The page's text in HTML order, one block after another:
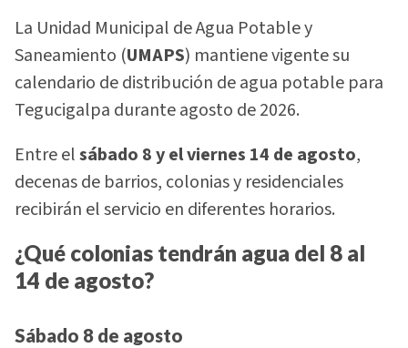
La Unidad Municipal de Agua Potable y
Saneamiento (UMAPS) mantiene vigente su
calendario de distribución de agua potable para
Tegucigalpa durante agosto de 2026.
Entre elsábado 8 y el viernes 14 de agosto,
decenas de barrios, colonias y residenciales
recibirán el servicio en diferentes horarios.
¿Qué colonias tendrán agua del 8 al
14 de agosto?
Sábado 8 de agosto